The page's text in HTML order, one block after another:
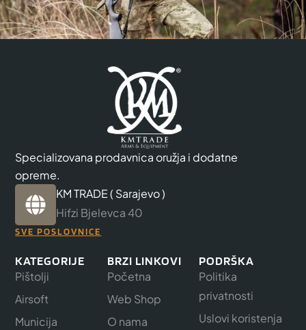
Specializovana prodavnica oružja i dodatne
opreme.
KM TRADE ( Sarajevo )
Hifzi Bjelevca 40
SVE POSLOVNICE
KATEGORIJE
Pištolji
Airsoft
Municija
BRZI LINKOVI
Početna
Web Shop
O nama
PODRŠKA
Politika
privatnosti
Uslovi koristenja